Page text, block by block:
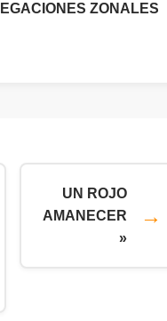
ZONALES
UN ROJO
AMANECER
»